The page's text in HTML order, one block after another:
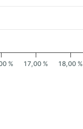
% 17,00 % 18,00 %